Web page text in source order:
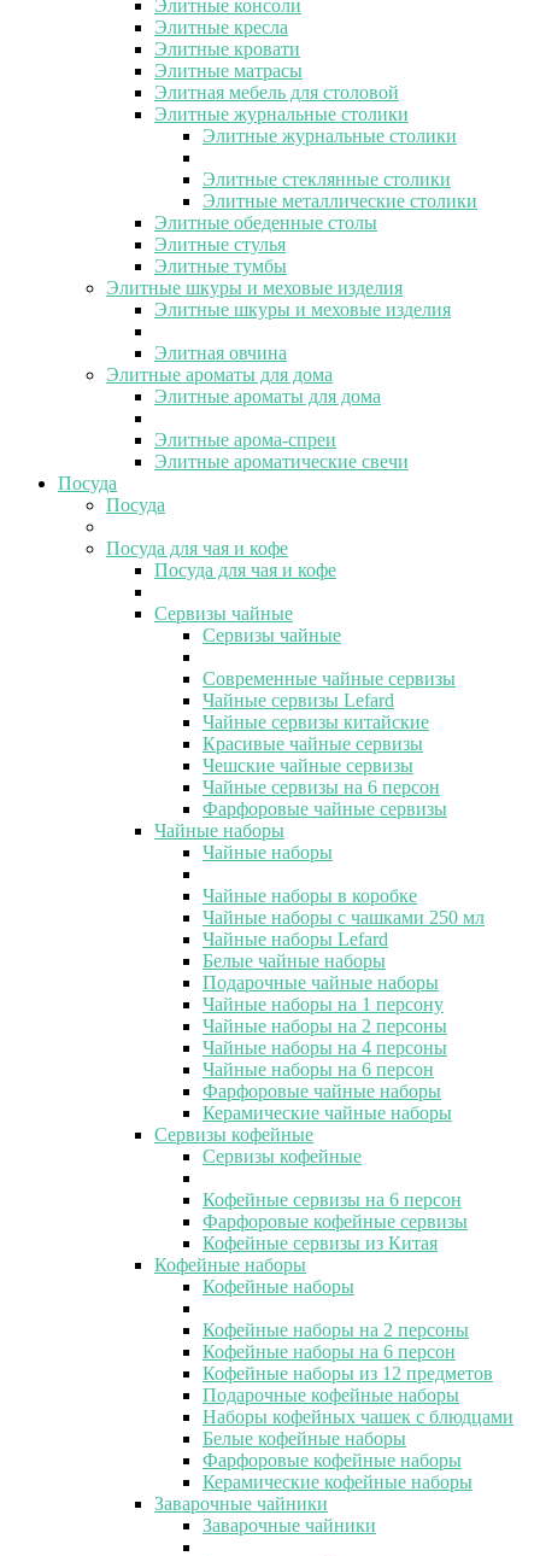
Элитные консоли
Элитные кресла
Элитные кровати
Элитные матрасы
Элитная мебель для столовой
Элитные журнальные столики
Элитные журнальные столики
Элитные стеклянные столики
Элитные металлические столики
Элитные обеденные столы
Элитные стулья
Элитные тумбы
Элитные шкуры и меховые изделия
Элитные шкуры и меховые изделия
Элитная овчина
Элитные ароматы для дома
Элитные ароматы для дома
Элитные арома-спреи
Элитные ароматические свечи
Посуда
Посуда
Посуда для чая и кофе
Посуда для чая и кофе
Сервизы чайные
Сервизы чайные
Современные чайные сервизы
Чайные сервизы Lefard
Чайные сервизы китайские
Красивые чайные сервизы
Чешские чайные сервизы
Чайные сервизы на 6 персон
Фарфоровые чайные сервизы
Чайные наборы
Чайные наборы
Чайные наборы в коробке
Чайные наборы с чашками 250 мл
Чайные наборы Lefard
Белые чайные наборы
Подарочные чайные наборы
Чайные наборы на 1 персону
Чайные наборы на 2 персоны
Чайные наборы на 4 персоны
Чайные наборы на 6 персон
Фарфоровые чайные наборы
Керамические чайные наборы
Сервизы кофейные
Сервизы кофейные
Кофейные сервизы на 6 персон
Фарфоровые кофейные сервизы
Кофейные сервизы из Китая
Кофейные наборы
Кофейные наборы
Кофейные наборы на 2 персоны
Кофейные наборы на 6 персон
Кофейные наборы из 12 предметов
Подарочные кофейные наборы
Наборы кофейных чашек с блюдцами
Белые кофейные наборы
Фарфоровые кофейные наборы
Керамические кофейные наборы
Заварочные чайники
Заварочные чайники